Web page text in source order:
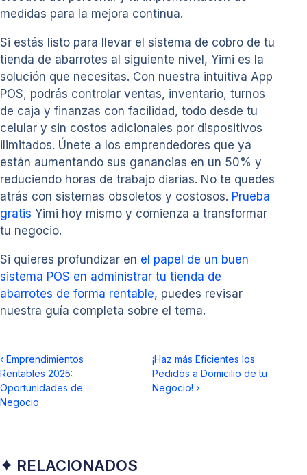
medidas para la mejora continua.
Si estás listo para llevar el sistema de cobro de tu
tienda de abarrotes al siguiente nivel, Yimi es la
solución que necesitas. Con nuestra intuitiva App
POS, podrás controlar ventas, inventario, turnos
de caja y finanzas con facilidad, todo desde tu
celular y sin costos adicionales por dispositivos
ilimitados. Únete a los emprendedores que ya
están aumentando sus ganancias en un 50% y
reduciendo horas de trabajo diarias. No te quedes
atrás con sistemas obsoletos y costosos. Prueba
gratis Yimi hoy mismo y comienza a transformar
tu negocio.
Si quieres profundizar en el papel de un buen
sistema POS en administrar tu tienda de
abarrotes de forma rentable, puedes revisar
nuestra guía completa sobre el tema.
‹ Emprendimientos
Rentables 2025:
Oportunidades de
Negocio
¡Haz más Eficientes los
Pedidos a Domicilio de tu
Negocio! ›
✦ RELACIONADOS